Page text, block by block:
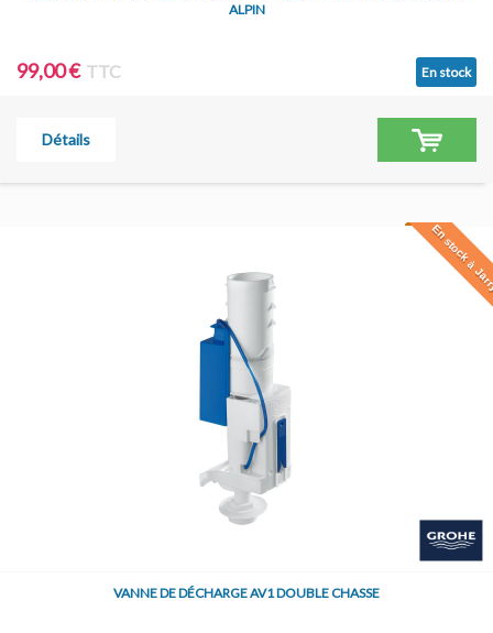
ALPIN
99,00 € TTC En stock
Détails
En stock à
VANNE DE DÉCHARGE AV1 DOUBLE CHASSE